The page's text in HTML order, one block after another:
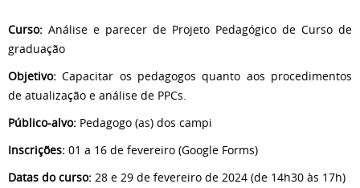
Curso: Análise e parecer de Projeto Pedagógico de Curso de
graduação
Objetivo: Capacitar os pedagogos quanto aos procedimentos
de atualização e análise de PPCs.
Público-alvo: Pedagogo (as) dos campi
Inscrições: 01 a 16 de fevereiro (Google Forms)
Datas do curso: 28 e 29 de fevereiro de 2024 (de 14h30 às 17h)